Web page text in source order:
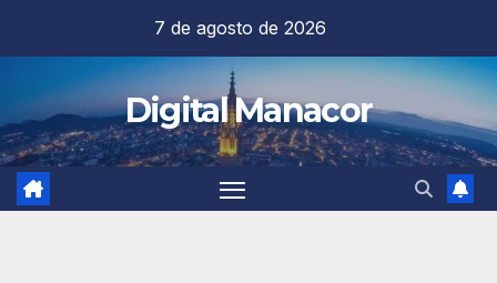
contenido
7 de agosto de 2026
Digital Manacor